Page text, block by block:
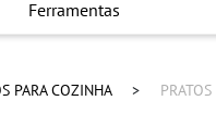
Ferramentas
PARA COZINHA PRATOS